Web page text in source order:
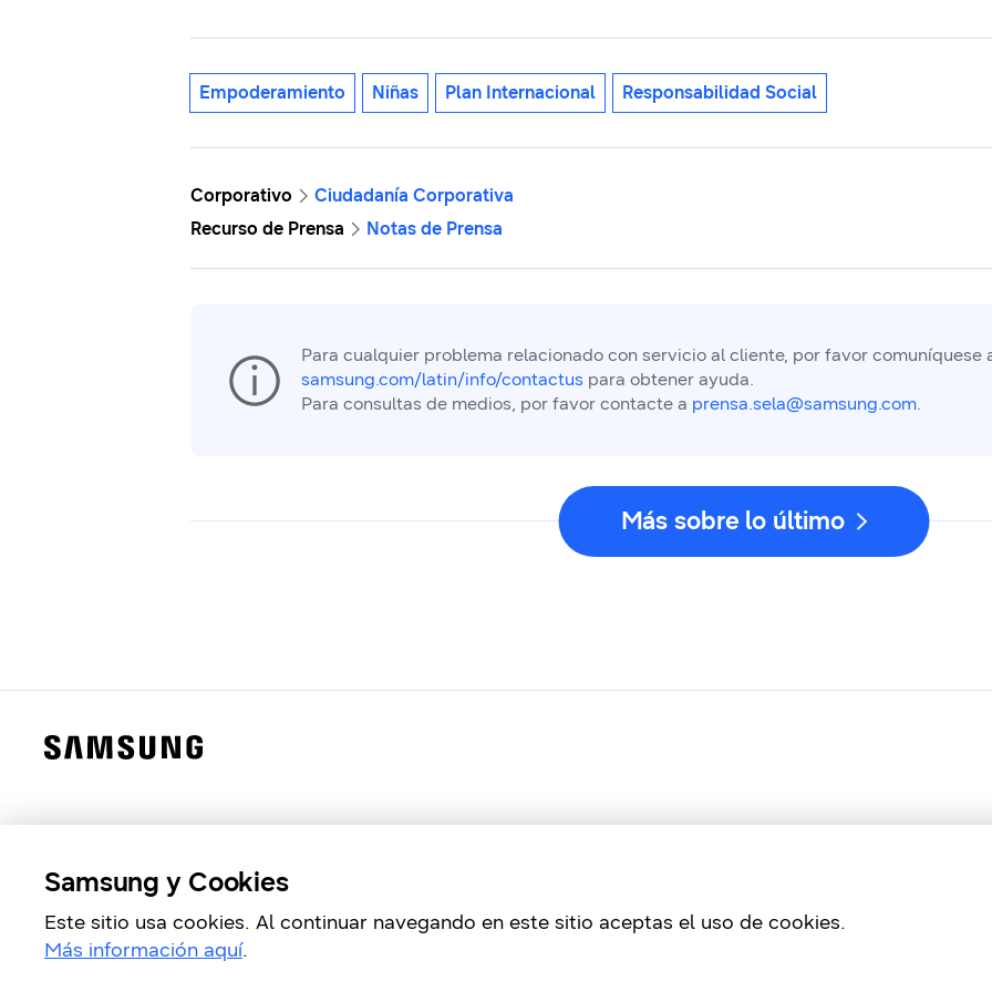
Empoderamiento Niñas Plan Internacional Responsabilidad Social
Corporativo
Ciudadanía Corporativa
Recurso de Prensa
Notas de Prensa
Para cualquier problema relacionado con servicio al cliente, por favor comuníquese
samsung.com/latin/info/contactus para obtener ayuda.
Para consultas de medios, por favor contacte a prensa.sela@samsung.com.
Más sobre lo último
Samsung y Cookies
Este sitio usa cookies. Al continuar navegando en este sitio aceptas el uso de cookies.
Más información aquí.